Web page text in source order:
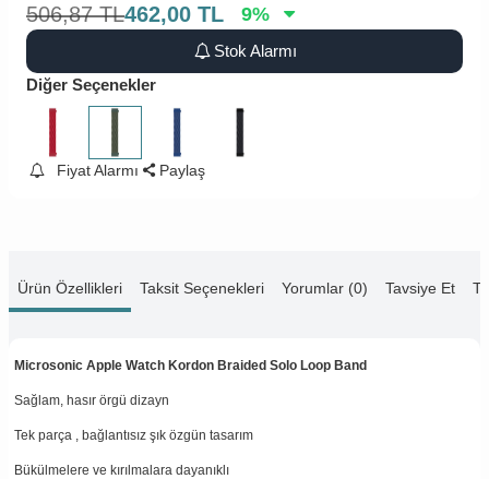
506,87 TL462,00 TL 9%
Stok Alarmı
Diğer Seçenekler
Fiyat Alarmı Paylaş
Ürün Özellikleri Taksit Seçenekleri Yorumlar (0) Tavsiye Et
Microsonic Apple Watch Kordon Braided Solo Loop Band
Sağlam, hasır örgü dizayn
Tek parça , bağlantısız şık özgün tasarım
Bükülmelere ve kırılmalara dayanıklı